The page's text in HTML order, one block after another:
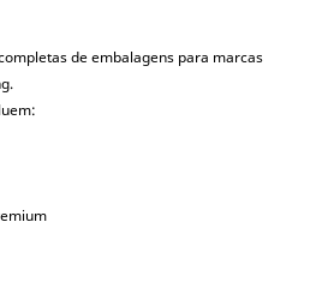
de embalagens para marcas